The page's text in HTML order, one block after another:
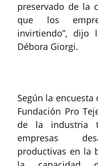
preservado de la
que los
invirtiendo”, dijo
Débora Giorgi.
Según la
Fundación Pro
de la industria
empresas
productivas en la